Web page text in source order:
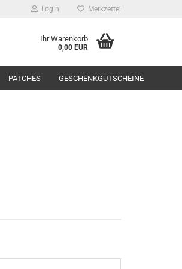
Login Merkzettel
Ihr Warenkorb
0,00 EUR
PATCHES GESCHENKGUTSCHEINE